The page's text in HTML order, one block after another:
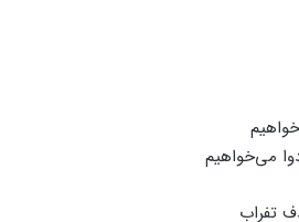
می‌خواهیم‌
تفراب‌